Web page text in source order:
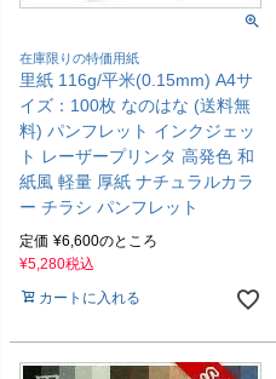
在庫限りの特価用紙
里紙 116g/平米(0.15mm) A4サ
イズ：100枚 なのはな (送料無
料) パンフレット インクジェッ
ト レーザープリンタ 高発色 和
紙風 軽量 厚紙 ナチュラルカラ
ー チラシ パンフレット
定価 ¥6,600のところ
¥5,280税込
カートに入れる